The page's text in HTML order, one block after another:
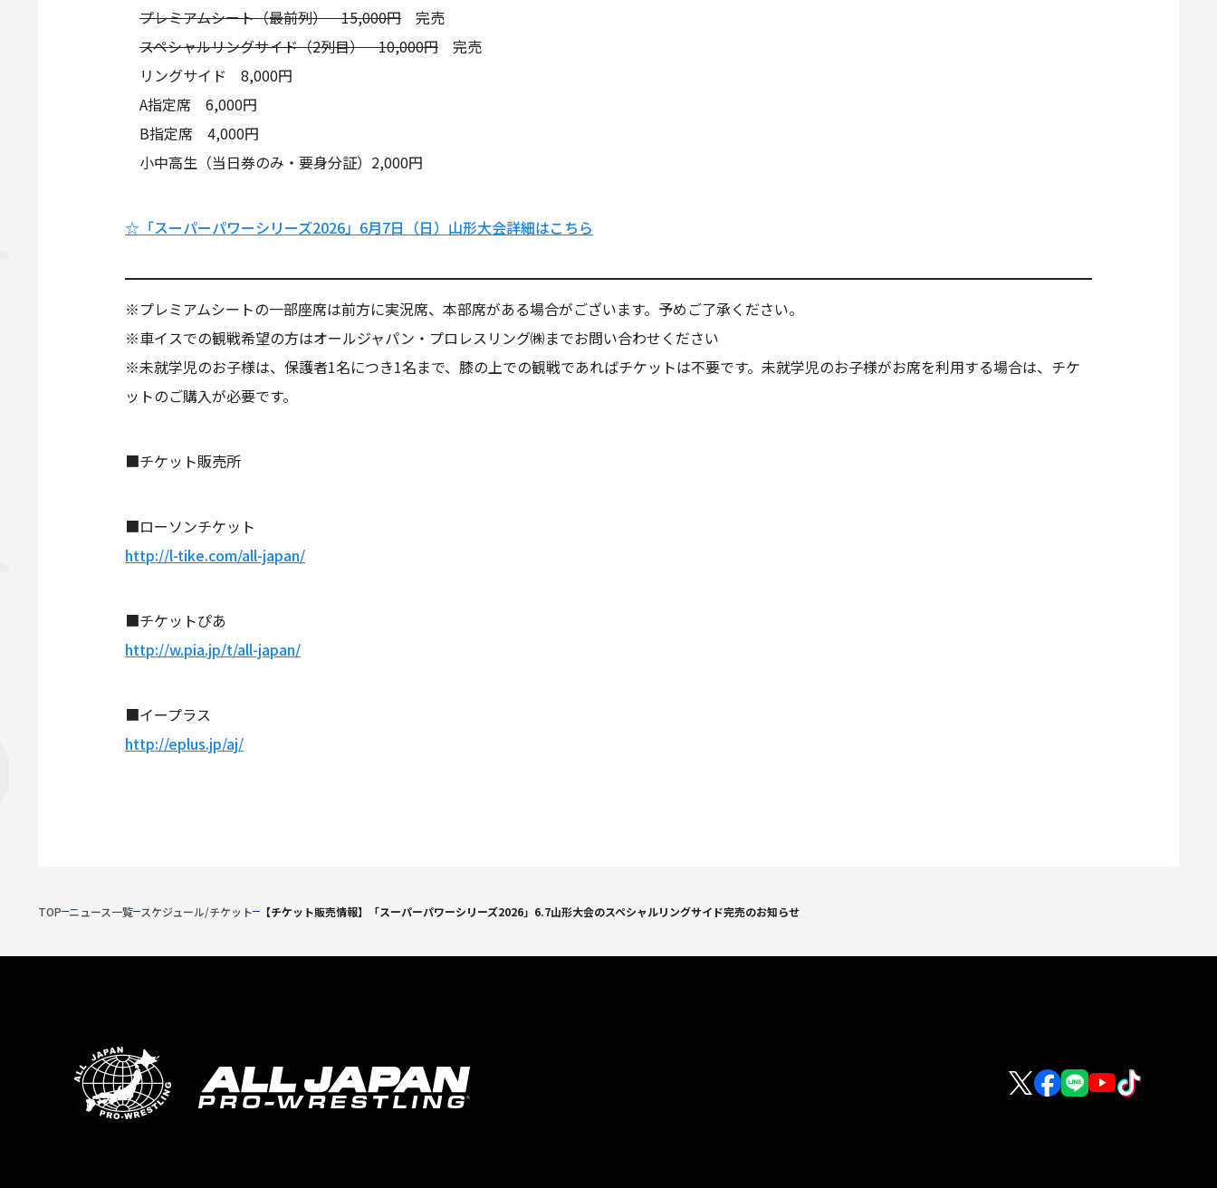
プレミアムシート（最前列） 15,000円 完売
スペシャルリングサイド（2列目） 10,000円 完売
リングサイド 8,000円
A指定席 6,000円
B指定席 4,000円
小中高生（当日券のみ・要身分証）2,000円
☆「スーパーパワーシリーズ2026」6月7日（日）山形大会詳細はこちら
※プレミアムシートの一部座席は前方に実況席、本部席がある場合がございます。予めご了承ください。
※車イスでの観戦希望の方はオールジャパン・プロレスリング㈱までお問い合わせください
※未就学児のお子様は、保護者1名につき1名まで、膝の上での観戦であればチケットは不要です。未就学児のお子様がお席を利用する場合は、チケ
ットのご購入が必要です。
■チケット販売所
■ローソンチケット
http://l-tike.com/all-japan/
■チケットぴあ
http://w.pia.jp/t/all-japan/
■イープラス
http://eplus.jp/aj/
TOP ニュース一覧 スケジュール/チケット 【チケット販売情報】「スーパーパワーシリーズ2026」6.7山形大会のスペシャルリングサイド完売のお知らせ